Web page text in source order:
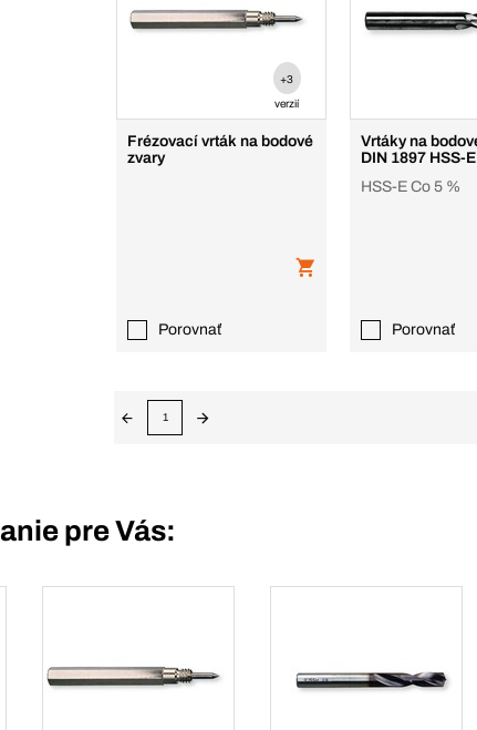
+3
verzií
Frézovací vrták na bodové
zvary
Porovnať
Vrtáky na
DIN 1897 HSS-E
HSS-E Co 5 %
Porovnať
1
pre Vás: